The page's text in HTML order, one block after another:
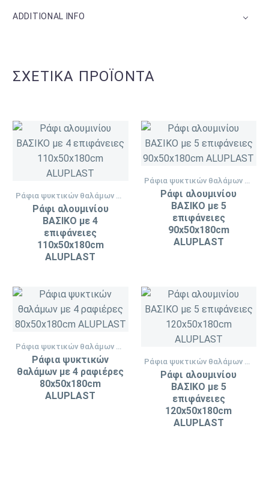
ADDITIONAL INFO
ΣΧΕΤΙΚΆ ΠΡΟΪΌΝΤΑ
Ράφια ψυκτικών θαλάμων ALUPLAST
Ράφι αλουμινίου
ΒΑΣΙΚΟ με 4
επιφάνειες
110x50x180cm
ALUPLAST
Ράφια ψυκτικών θαλάμων ALUPLAST
Ράφι αλουμινίου
ΒΑΣΙΚΟ με 5
επιφάνειες
90x50x180cm
ALUPLAST
Ράφια ψυκτικών θαλάμων ALUPLAST
Ράφια ψυκτικών
θαλάμων με 4 ραφιέρες
80x50x180cm
ALUPLAST
Ράφια ψυκτικών θαλάμων ALUPLAST
Ράφι αλουμινίου
ΒΑΣΙΚΟ με 5
επιφάνειες
120x50x180cm
ALUPLAST